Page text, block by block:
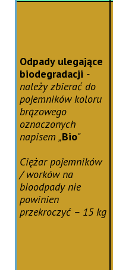
Odpady ulegające
biodegradacji -
należy zbierać do
pojemników koloru
brązowego
oznaczonych
napisem „Bio"
Ciężar pojemników
/ worków na
bioodpady nie
powinien
przekroczyć – 15 kg